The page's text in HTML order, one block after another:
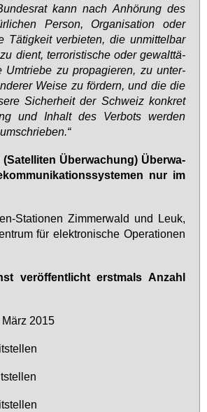
kann nach An­hö­rung des
Per­son, Or­ga­ni­sa­ti­on oder
Tä­tig­keit ver­bie­ten, die un­mit­tel­bar
dient, ter­ro­ris­ti­sche oder ge­walt­tä­
Um­trie­be zu pro­pa­gie­ren, zu un­ter­
Wei­se zu för­dern, und die die
Si­cher­heit der Schweiz kon­kret
und In­halt des Ver­bots wer­den
Über­wa­chung) Über­wa­
nur im
Sta­tio­nen Zim­mer­wald und Leuk,
für elek­tro­ni­sche Ope­ra­tio­nen
ver­öf­fent­licht erst­mals An­zahl
2015